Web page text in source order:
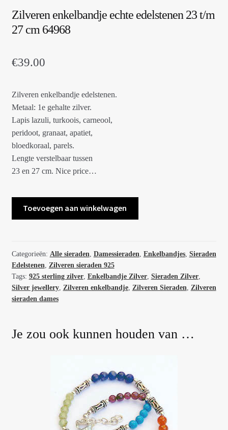
Zilveren enkelbandje echte edelstenen 23 t/m
27 cm 64968
€39.00
Zilveren enkelbandje edelstenen.
Metaal: 1e gehalte zilver.
Lapis lazuli, turkoois, carneool,
peridoot, granaat, apatiet,
bloedkoraal, parels.
Lengte verstelbaar tussen
23 en 27 cm. Nice price…
23
t/m
27
cm
64968
Toevoegen aan winkelwagen
Categorieën: Alle sieraden, Damessieraden, Enkelbandjes, Sieraden
Edelstenen, Zilveren sieraden 925
Tags: 925 sterling zilver, Enkelbandje Zilver, Sieraden Zilver,
Silver jewellery, Zilveren enkelbandje, Zilveren Sieraden, Zilveren
sieraden dames
Je zou ook kunnen houden van …